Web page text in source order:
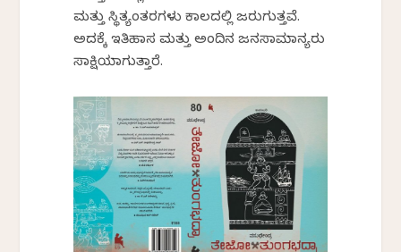
ಮತ್ತು ಸ್ಥಿತ್ಯಂತರಗಳು ಕಾಲದಲ್ಲಿ ಜರುಗುತ್ತವೆ.
ಅದಕ್ಕೆ ಇತಿಹಾಸ ಮತ್ತು ಅಂದಿನ ಜನಸಾಮಾನ್ಯರು
ಸಾಕ್ಷಿಯಾಗುತ್ತಾರೆ.